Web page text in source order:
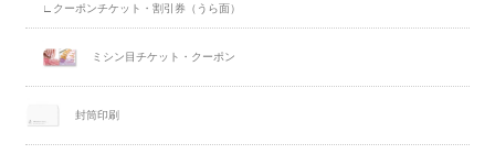
∟クーポンチケット・割引券（うら面）
ミシン目チケット・クーポン
封筒印刷